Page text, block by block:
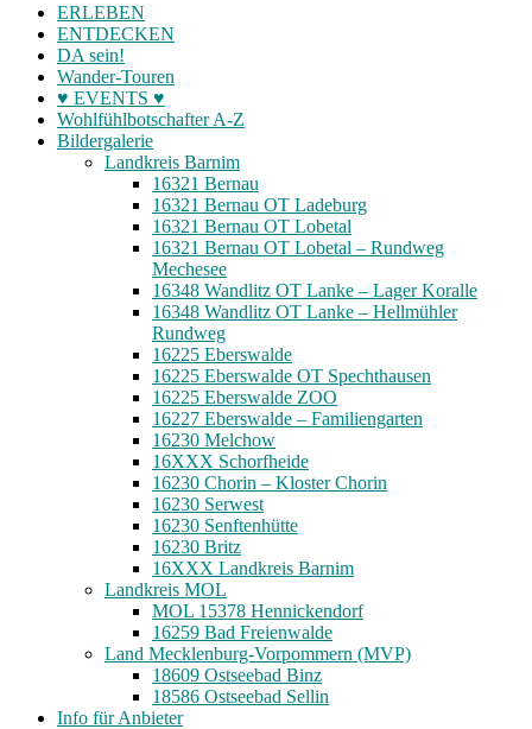
ERLEBEN
ENTDECKEN
DA sein!
Wander-Touren
♥ EVENTS ♥
Wohlfühlbotschafter A-Z
Bildergalerie
Landkreis Barnim
16321 Bernau
16321 Bernau OT Ladeburg
16321 Bernau OT Lobetal
16321 Bernau OT Lobetal – Rundweg
Mechesee
16348 Wandlitz OT Lanke – Lager Koralle
16348 Wandlitz OT Lanke – Hellmühler
Rundweg
16225 Eberswalde
16225 Eberswalde OT Spechthausen
16225 Eberswalde ZOO
16227 Eberswalde – Familiengarten
16230 Melchow
16XXX Schorfheide
16230 Chorin – Kloster Chorin
16230 Serwest
16230 Senftenhütte
16230 Britz
16XXX Landkreis Barnim
Landkreis MOL
MOL 15378 Hennickendorf
16259 Bad Freienwalde
Land Mecklenburg-Vorpommern (MVP)
18609 Ostseebad Binz
18586 Ostseebad Sellin
Info für Anbieter